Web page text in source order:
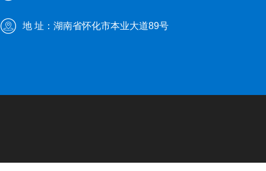
地 址：湖南省怀化市本业大道89号